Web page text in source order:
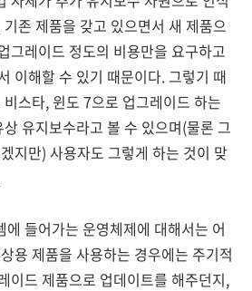
존 제품을 갖고 있으면서 새 제품으
그레이드 정도의 비용만을 요구하고
이해할 수 있기 때문이다. 그렇기 때
스타, 윈도 7으로 업그레이드 하는
유지보수라고 볼 수 있으며(물론 그
지만) 사용자도 그렇게 하는 것이 맞
에 들어가는 운영체제에 대해서는 어
용 제품을 사용하는 경우에는 주기적
이드 제품으로 업데이트를 해주던지,